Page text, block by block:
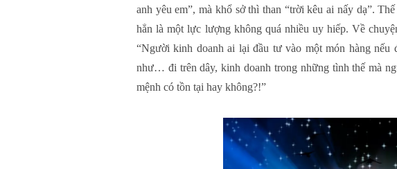
anh yêu em”, mà khổ sở thì than “trời kêu ai nấy dạ”.
hẳn là một lực lượng không quá nhiều uy hiếp. Về
“Người kinh doanh ai lại đầu tư vào một món hàng
như… đi trên dây, kinh doanh trong những tình thế mà
mệnh có tồn tại hay không?!”